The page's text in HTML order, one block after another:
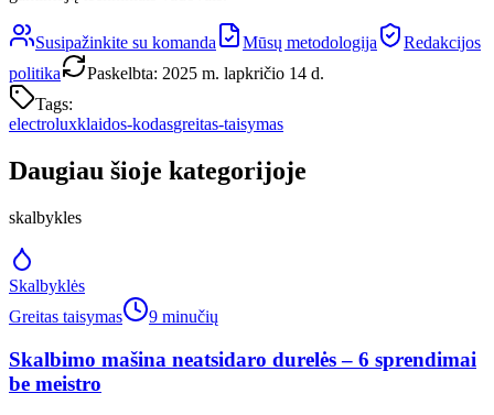
Susipažinkite su komanda Mūsų metodologija
Redakcijos
politika
Paskelbta: 2025 m. lapkričio 14 d.
Tags:
electroluxklaidos-kodasgreitas-taisymas
Daugiau šioje kategorijoje
skalbykles
Skalbyklės
Greitas taisymas
9 minučių
Skalbimo mašina neatsidaro durelės – 6 sprendimai
be meistro